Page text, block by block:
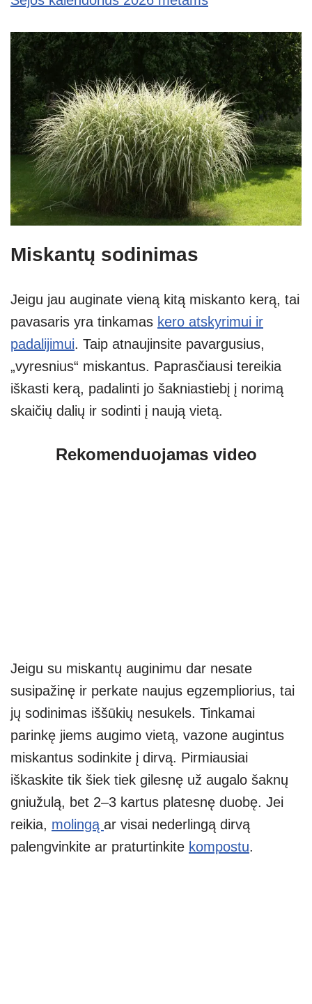
Miskantų sodinimas
Jeigu jau auginate vieną kitą miskanto kerą, tai
pavasaris yra tinkamas kero atskyrimui ir
padalijimui. Taip atnaujinsite pavargusius,
„vyresnius“ miskantus. Paprasčiausi tereikia
iškasti kerą, padalinti jo šakniastiebį į norimą
skaičių dalių ir sodinti į naują vietą.
Rekomenduojamas video
Jeigu su miskantų auginimu dar nesate
susipažinę ir perkate naujus egzempliorius, tai
jų sodinimas iššūkių nesukels. Tinkamai
parinkę jiems augimo vietą, vazone augintus
miskantus sodinkite į dirvą. Pirmiausiai
iškaskite tik šiek tiek gilesnę už augalo šaknų
gniužulą, bet 2–3 kartus platesnę duobę. Jei
reikia, molingą ar visai nederlingą dirvą
palengvinkite ar praturtinkite kompostu.